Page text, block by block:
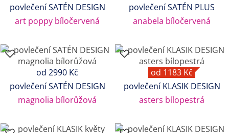
povlečení SATÉN DESIGN
art poppy bíločervená
povlečení SATÉN PLUS
anabela bíločervená
od 2990 Kč
povlečení SATÉN DESIGN
magnolia bílorůžová
od 1183 Kč
povlečení KLASIK DESIGN
asters bílopestrá